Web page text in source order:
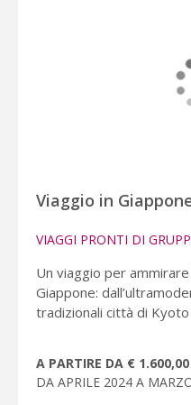
Viaggio in
VIAGGI PRONTI DI
Un viaggio per
Giappone:
tradizionali città di
A PARTIRE DA € 1.600,00
DA APRILE 2024 A